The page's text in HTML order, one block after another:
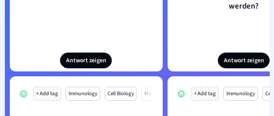
Antwort zeigen
werden?
Antwort zeigen
+ Add tag Immunology Cell Biology Mo + Add tag Immunology